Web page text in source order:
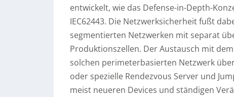
entwickelt, wie das Defense-in-Depth-
IEC62443. Die Netzwerksicherheit fußt
segmentierten Netzwerken mit separat
Produktionszellen. Der Austausch mit
solchen perimeterbasierten Netzwerk
oder spezielle Rendezvous Server und
meist neueren Devices und ständigen